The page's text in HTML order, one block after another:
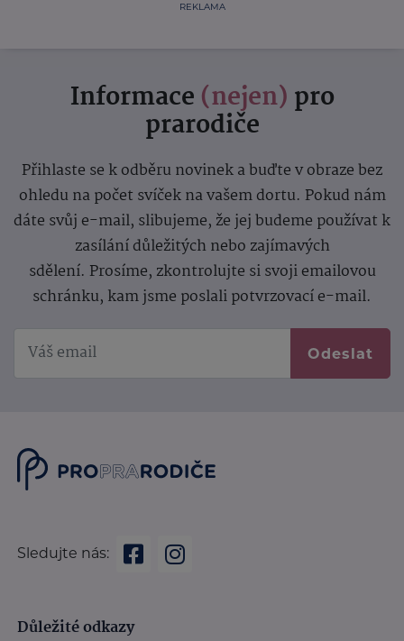
REKLAMA
Informace (nejen) pro
prarodiče
Přihlaste se k odběru novinek a buďte v obraze bez
ohledu na počet svíček na vašem dortu. Pokud nám
dáte svůj e-mail, slibujeme, že jej budeme používat k
zasílání důležitých nebo zajímavých
sdělení. Prosíme, zkontrolujte si svoji emailovou
schránku, kam jsme poslali potvrzovací e-mail.
Odeslat
Sledujte nás:
Důležité odkazy